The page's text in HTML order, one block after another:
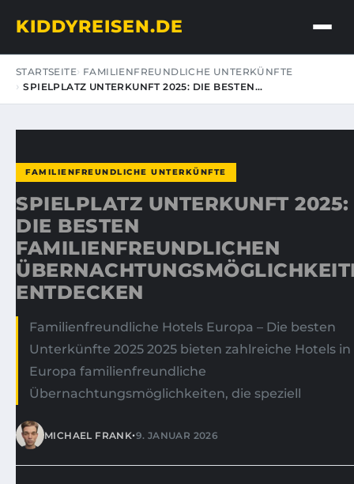
KIDDYREISEN.DE
STARTSEITE FAMILIENFREUNDLICHE UNTERKÜNFTE
SPIELPLATZ UNTERKUNFT 2025: DIE BESTEN…
FAMILIENFREUNDLICHE UNTERKÜNFTE
SPIELPLATZ UNTERKUNFT 2025:
DIE BESTEN
FAMILIENFREUNDLICHEN
ENTDECKEN
Familienfreundliche Hotels Europa – Die besten
Unterkünfte 2025 2025 bieten zahlreiche Hotels in
Europa familienfreundliche
Übernachtungsmöglichkeiten, die speziell
MICHAEL FRANK•9. JANUAR 2026